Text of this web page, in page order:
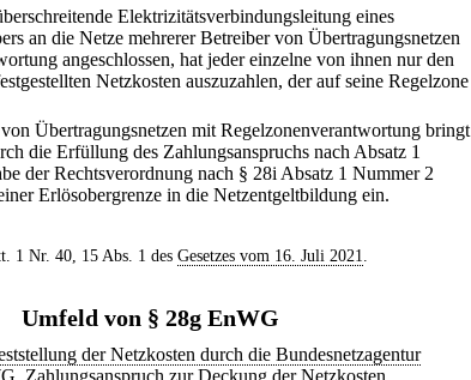
Elektrizitätsverbindungsleitung eines
an die Netze mehrerer Betreiber von Übertragungsnetzen
angeschlossen, hat jeder einzelne von ihnen nur den
Netzkosten auszuzahlen, der auf seine Regelzone
Übertragungsnetzen mit Regelzonenverantwortung bringt
die Erfüllung des Zahlungsanspruchs nach Absatz 1
der Rechtsverordnung nach § 28i Absatz 1 Nummer 2
Erlösobergrenze in die Netzentgeltbildung ein.
1 Nr. 40, 15 Abs. 1 des Gesetzes vom 16. Juli 2021.
Umfeld von § 28g EnWG
der Netzkosten durch die Bundesnetzagentur